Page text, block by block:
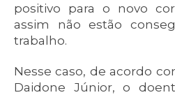
positivo para o novo
assim não estão
trabalho.
Nesse caso, de acordo
Daidone Júnior, o